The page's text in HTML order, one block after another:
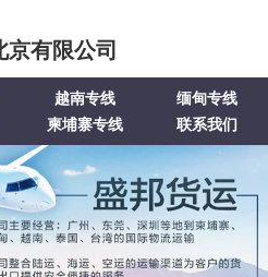
有限公司
越南专线
缅甸专线
柬埔寨专线 联系我们